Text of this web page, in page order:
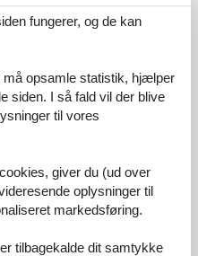
fungerer, og de kan
opsamle statistik, hjælper
siden. I så fald vil der blive
til vores
giver du (ud over
oplysninger til
markedsføring.
tilbagekalde dit samtykke